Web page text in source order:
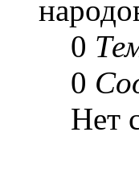
0
0
Нет